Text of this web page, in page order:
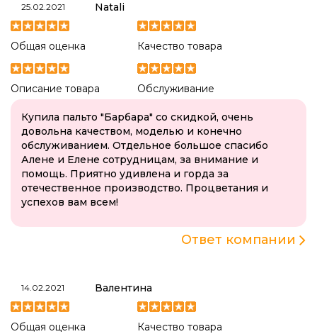
25.02.2021 Natali
Общая оценка Качество товара
Описание товара Обслуживание
Купила пальто "Барбара" со скидкой, очень
довольна качеством, моделью и конечно
обслуживанием. Отдельное большое спасибо
Алене и Елене сотрудницам, за внимание и
помощь. Приятно удивлена и горда за
отечественное производство. Процветания и
успехов вам всем!
Ответ компании
14.02.2021 Валентина
Общая оценка Качество товара